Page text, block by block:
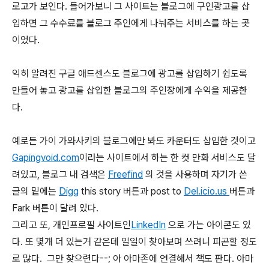
로고가 보인다. 들어가보니 그 사이트는 블로그에 구인광고를 삽
입하면 그 수수료를 블로그 주인에게 나눠주는 서비스를 하는 곳
이었다.
익히 알려진 구글 애드센스도 블로그에 광고를 삽입하기 쉽도록
만들어 놓고 광고를 삽입한 블로그의 주인장에게 수익을 제공한
다.
예로든 가이 가와사키의 블로그에만 봐도 카운터도 삽입한 것이고
Gapingvoid.com이라는 사이트에서 하는 한 컷 만화 서비스도 달
려있고, 블로그 내 검색은 Freefind 의 것을 사용하며 자기가 쓴
글의 밑에는 Digg this story 버튼과 post to Del.icio.us 버튼과
Fark 버튼이 달려 있다.
그리고 또, 개인프로필 사이트인LinkedIn 으로 가는 아이콘도 있
다. 또 몇개 더 있는거 같은데 일일이 찾아보며 쓰려니 피곤할 정도
로 많다. 그만 찾으련다--; 아 아마존에 연결해서 책도 판다. 아마